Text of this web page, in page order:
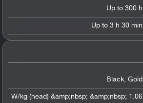
Up to 300 h
Up to 3 h 30 min
Black, Gold
1.06 W/kg (head) &amp;nbsp; &amp;nbsp;